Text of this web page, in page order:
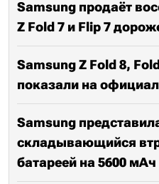
Samsung продаёт
Z Fold 7 и Flip 7
Samsung Z Fold 8,
показали на
Samsung
складывающийся
батареей на 5600 мАч